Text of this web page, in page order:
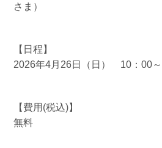
さま）
【日程】
2026年4月26日（日） 10：00
【費用(税込)】
無料